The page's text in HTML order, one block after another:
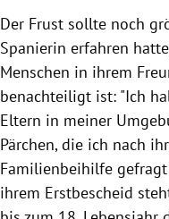
Der Frust sollte noch
Spanierin erfahren
Menschen in ihrem
benachteiligt ist: "Ich
Eltern in meiner
Pärchen, die ich nach
Familienbeihilfe
ihrem Erstbescheid